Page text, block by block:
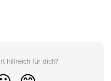
hilfreich für dich?